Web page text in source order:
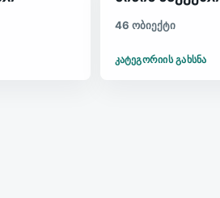
46 ობიექტი
ᲙᲐᲢᲔᲒᲝᲠᲘᲘᲡ ᲒᲐᲮᲡᲜᲐ